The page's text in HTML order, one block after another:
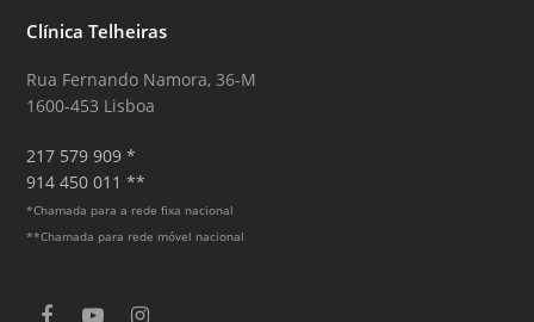
Clínica Telheiras
Rua Fernando Namora, 36-M
1600-453 Lisboa
217 579 909 *
914 450 011 **
*Chamada para a rede fixa nacional
**Chamada para rede móvel nacional